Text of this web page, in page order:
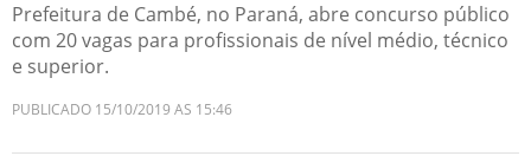
Prefeitura de Cambé, no Paraná, abre concurso público
com 20 vagas para profissionais de nível médio, técnico
e superior.
PUBLICADO 15/10/2019 AS 15:46